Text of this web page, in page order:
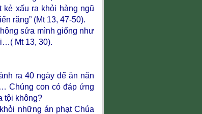
kẻ xấu ra khỏi hàng ngũ
răng” (Mt 13, 47-50).
sửa mình giống như
Mt 13, 30).
ra 40 ngày để ăn năn
Chúng con có đáp ứng
tội không?
những án phạt Chúa